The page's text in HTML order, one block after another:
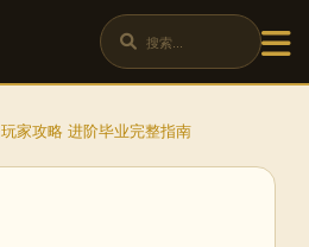
家攻略 进阶毕业完整指南